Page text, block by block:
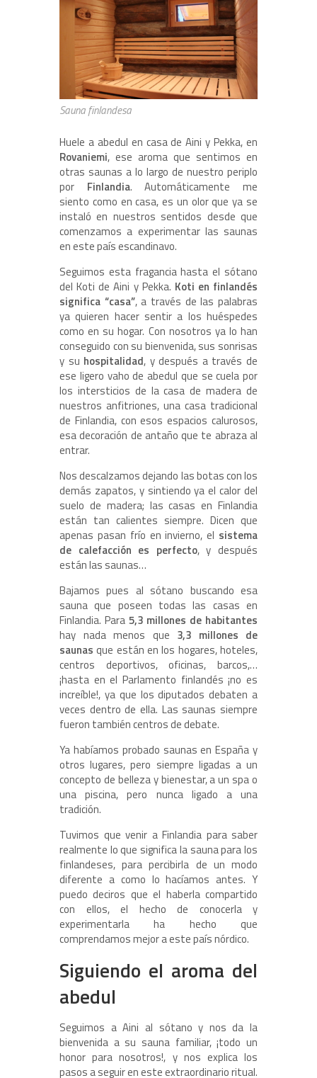
Sauna finlandesa
Huele a abedul en casa de Aini y Pekka, en
Rovaniemi, ese aroma que sentimos en
otras saunas a lo largo de nuestro periplo
por Finlandia. Automáticamente me
siento como en casa, es un olor que ya se
instaló en nuestros sentidos desde que
comenzamos a experimentar las saunas
en este país escandinavo.
Seguimos esta fragancia hasta el sótano
del Koti de Aini y Pekka. Koti en finlandés
significa “casa”, a través de las palabras
ya quieren hacer sentir a los huéspedes
como en su hogar. Con nosotros ya lo han
conseguido con su bienvenida, sus sonrisas
y su hospitalidad, y después a través de
ese ligero vaho de abedul que se cuela por
los intersticios de la casa de madera de
nuestros anfitriones, una casa tradicional
de Finlandia, con esos espacios calurosos,
esa decoración de antaño que te abraza al
entrar.
Nos descalzamos dejando las botas con los
demás zapatos, y sintiendo ya el calor del
suelo de madera; las casas en Finlandia
están tan calientes siempre. Dicen que
apenas pasan frío en invierno, el sistema
de calefacción es perfecto, y después
están las saunas…
Bajamos pues al sótano buscando esa
sauna que poseen todas las casas en
Finlandia. Para 5,3 millones de habitantes
hay nada menos que 3,3 millones de
saunas que están en los hogares, hoteles,
centros deportivos, oficinas, barcos,…
¡hasta en el Parlamento finlandés ¡no es
increíble!, ya que los diputados debaten a
veces dentro de ella. Las saunas siempre
fueron también centros de debate.
Ya habíamos probado saunas en España y
otros lugares, pero siempre ligadas a un
concepto de belleza y bienestar, a un spa o
una piscina, pero nunca ligado a una
tradición.
Tuvimos que venir a Finlandia para saber
realmente lo que significa la sauna para los
finlandeses, para percibirla de un modo
diferente a como lo hacíamos antes. Y
puedo deciros que el haberla compartido
con ellos, el hecho de conocerla y
experimentarla ha hecho que
comprendamos mejor a este país nórdico.
Siguiendo el aroma del
abedul
Seguimos a Aini al sótano y nos da la
bienvenida a su sauna familiar, ¡todo un
honor para nosotros!, y nos explica los
pasos a seguir en este extraordinario ritual.